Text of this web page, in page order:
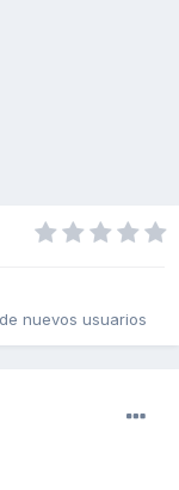
nuevos usuarios